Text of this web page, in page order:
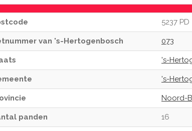
5237 PD
van 's-Hertogenbosch 073
's-
's-
Noord-
panden 16